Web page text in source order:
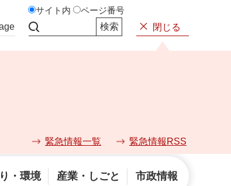
サイト内 ページ番号
閉じる
緊急情報一覧 緊急情報RSS
・環境 産業・しごと 市政情報